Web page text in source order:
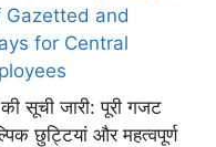
Gazetted and
for Central
सूची जारी: पूरी गजट
छुट्टियां और महत्वपूर्ण